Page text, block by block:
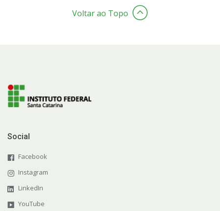
Voltar ao Topo
Social
Facebook
Instagram
LinkedIn
YouTube